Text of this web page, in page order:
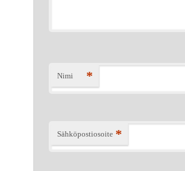
Nimi *
Sähköpostiosoite *